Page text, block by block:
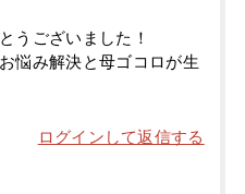
うございました！
悩み解決と母ゴコロが生
ログインして返信する